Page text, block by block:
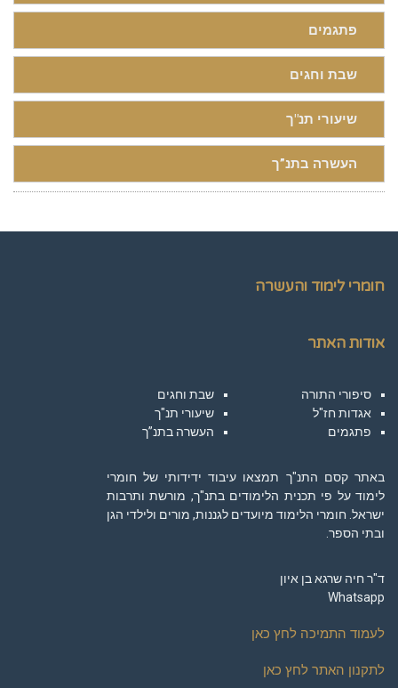
פתגמים
שבת וחגים
שיעורי תנ"ך
העשרה בתנ”ך
חומרי לימוד והעשרה
אודות האתר
סיפורי התורה
אגדות חז"ל
פתגמים
שבת וחגים
שיעורי תנ"ך
העשרה בתנ”ך
באתר קסם התנ"ך תמצאו עיבוד ידידותי של חומרי
לימוד על פי תכנית הלימודים בתנ"ך, מורשת ותרבות
ישראל. חומרי הלימוד מיועדים לגננות, מורים ולילדי הגן
ובתי הספר.
ד"ר חיה שרגא בן איון
Whatsapp
לעמוד התמיכה לחץ כאן
לתקנון האתר לחץ כאן